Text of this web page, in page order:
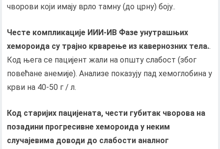
чворови који имају врло тамну (до црну) боју..
Честе компликације ИИИ - ИВ Фазе унутрашњих
хемороида су трајно крварење из кавернозних тела..
Код њега се пацијент жали на општу слабост (због
повећане анемије). Анализе показују пад хемоглобина у
крви на 40-50 г / л.
Код старијих пацијената, чести губитак чворова на
позадини прогресивне хемороида у неким
случајевима доводи до слабости аналног